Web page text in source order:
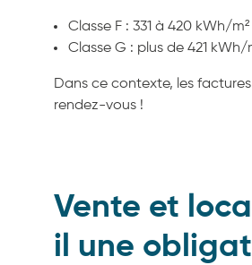
Classe F : 331 à 420 kWh/
Classe G : plus de 421
Dans ce contexte, les
rendez-vous !
Vente et
il une